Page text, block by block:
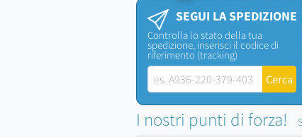
SEGUI LA SPEDIZIONE
Controlla lo stato della tua
spedizione, inserisci il codice di
riferimento (tracking)
I nostri punti di forza!